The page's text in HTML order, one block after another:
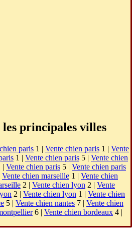
les principales villes
paris 1 | Vente chien paris 1 | Vente
1 | Vente chien paris 5 | Vente chien
| Vente chien paris 5 | Vente chien paris
Vente chien marseille 1 | Vente chien
2 | Vente chien lyon 2 | Vente
2 | Vente chien lyon 1 | Vente chien
5 | Vente chien nantes 7 | Vente chien
6 | Vente chien bordeaux 4 |